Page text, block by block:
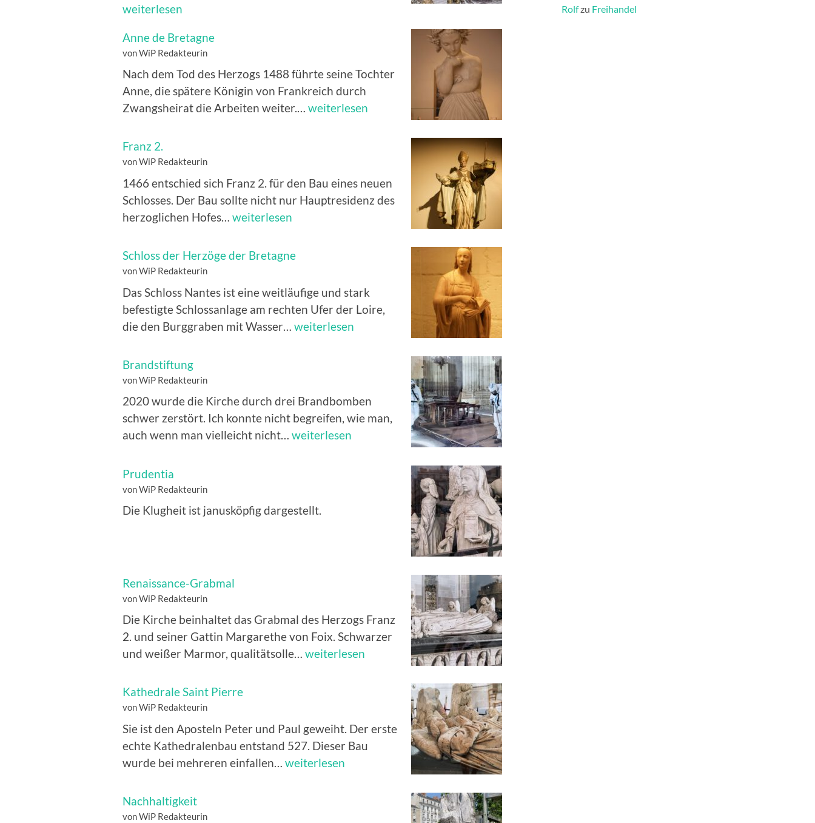
Emmanuel
Lorraine
weiterlesen
Anne de Bretagne
von WiP Redakteurin
Nach dem Tod des Herzogs 1488 führte seine Tochter
Anne, die spätere Königin von Frankreich durch
Zwangsheirat die Arbeiten weiter.… Anne
weiterlesen
Franz 2.
von WiP Redakteurin
1466 entschied sich Franz 2. für den Bau eines neuen
Schlosses. Der Bau sollte nicht nur Hauptresidenz des
herzoglichen Hofes… Franz
weiterlesen
Schloss der Herzöge der Bretagne
von WiP Redakteurin
Das Schloss Nantes ist eine weitläufige und stark
befestigte Schlossanlage am rechten Ufer der Loire,
die den Burggraben mit Wasser… Schloss
Bretagne
weiterlesen
Brandstiftung
von WiP Redakteurin
2020 wurde die Kirche durch drei Brandbomben
schwer zerstört. Ich konnte nicht begreifen, wie man,
auch wenn man vielleicht nicht… Brandstiftung
weiterlesen
Prudentia
von WiP Redakteurin
Die Klugheit ist janusköpfig dargestellt.
Renaissance-Grabmal
von WiP Redakteurin
Die Kirche beinhaltet das Grabmal des Herzogs Franz
2. und seiner Gattin Margarethe von Foix. Schwarzer
und weißer Marmor, qualitätsolle… Renaissance-
weiterlesen
Kathedrale Saint Pierre
von WiP Redakteurin
Sie ist den Aposteln Peter und Paul geweiht. Der erste
echte Kathedralenbau entstand 527. Dieser Bau
wurde bei mehreren einfallen… Kathedrale
weiterlesen
Nachhaltigkeit
von WiP Redakteurin
Rolfzu Freihandel